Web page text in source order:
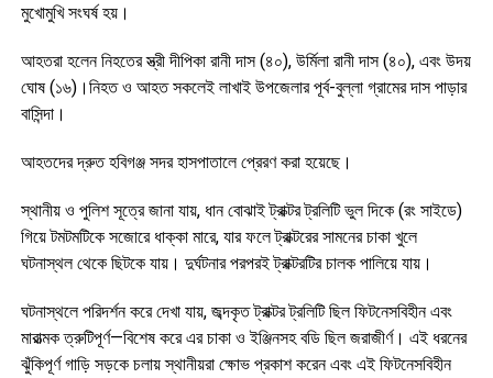
মুখোমুখি সংঘর্ষ হয়।
আহতরা হলেন নিহতের স্ত্রী দীপিকা রানী দাস (৪০), উর্মিলা রানী দাস (৪০), এবং উদয়
ঘোষ (১৬)।নিহত ও আহত সকলেই লাখাই উপজেলার পূর্ব-বুল্লা গ্রামের দাস পাড়ার
বাসিন্দা।
আহতদের দ্রুত হবিগঞ্জ সদর হাসপাতালে প্রেরণ করা হয়েছে।
স্থানীয় ও পুলিশ সূত্রে জানা যায়, ধান বোঝাই ট্রাক্টর ট্রলিটি ভুল দিকে (রং সাইডে)
গিয়ে টমটমটিকে সজোরে ধাক্কা মারে, যার ফলে ট্রাক্টরের সামনের চাকা খুলে
ঘটনাস্থল থেকে ছিটকে যায়। দুর্ঘটনার পরপরই ট্রাক্টরটির চালক পালিয়ে যায়।
ঘটনাস্থলে পরিদর্শন করে দেখা যায়, জব্দকৃত ট্রাক্টর ট্রলিটি ছিল ফিটনেসবিহীন এবং
মারাত্মক ত্রুটিপূর্ণ—বিশেষ করে এর চাকা ও ইঞ্জিনসহ বডি ছিল জরাজীর্ণ। এই ধরনের
ঝুঁকিপূর্ণ গাড়ি সড়কে চলায় স্থানীয়রা ক্ষোভ প্রকাশ করেন এবং এই ফিটনেসবিহীন